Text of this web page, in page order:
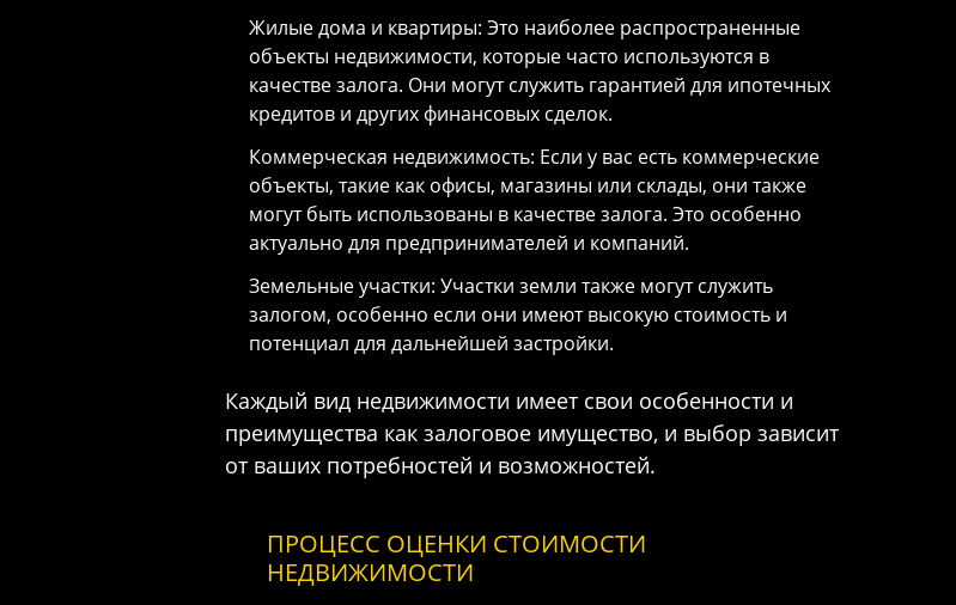
Жилые дома и квартиры: Это наиболее распространенные
объекты недвижимости, которые часто используются в
качестве залога. Они могут служить гарантией для ипотечных
кредитов и других финансовых сделок.
Коммерческая недвижимость: Если у вас есть коммерческие
объекты, такие как офисы, магазины или склады, они также
могут быть использованы в качестве залога. Это особенно
актуально для предпринимателей и компаний.
Земельные участки: Участки земли также могут служить
залогом, особенно если они имеют высокую стоимость и
потенциал для дальнейшей застройки.
Каждый вид недвижимости имеет свои особенности и
преимущества как залоговое имущество, и выбор зависит
от ваших потребностей и возможностей.
ПРОЦЕСС ОЦЕНКИ СТОИМОСТИ
НЕДВИЖИМОСТИ